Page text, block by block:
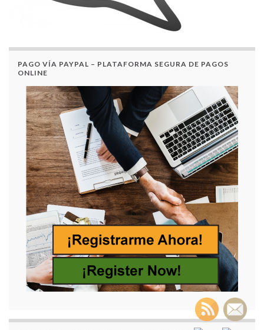
PAGO VÍA PAYPAL – PLATAFORMA SEGURA DE PAGOS
ONLINE